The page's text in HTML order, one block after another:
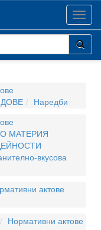
Наредби
МАТЕРИЯ
вкусова
актове
Нормативни актове